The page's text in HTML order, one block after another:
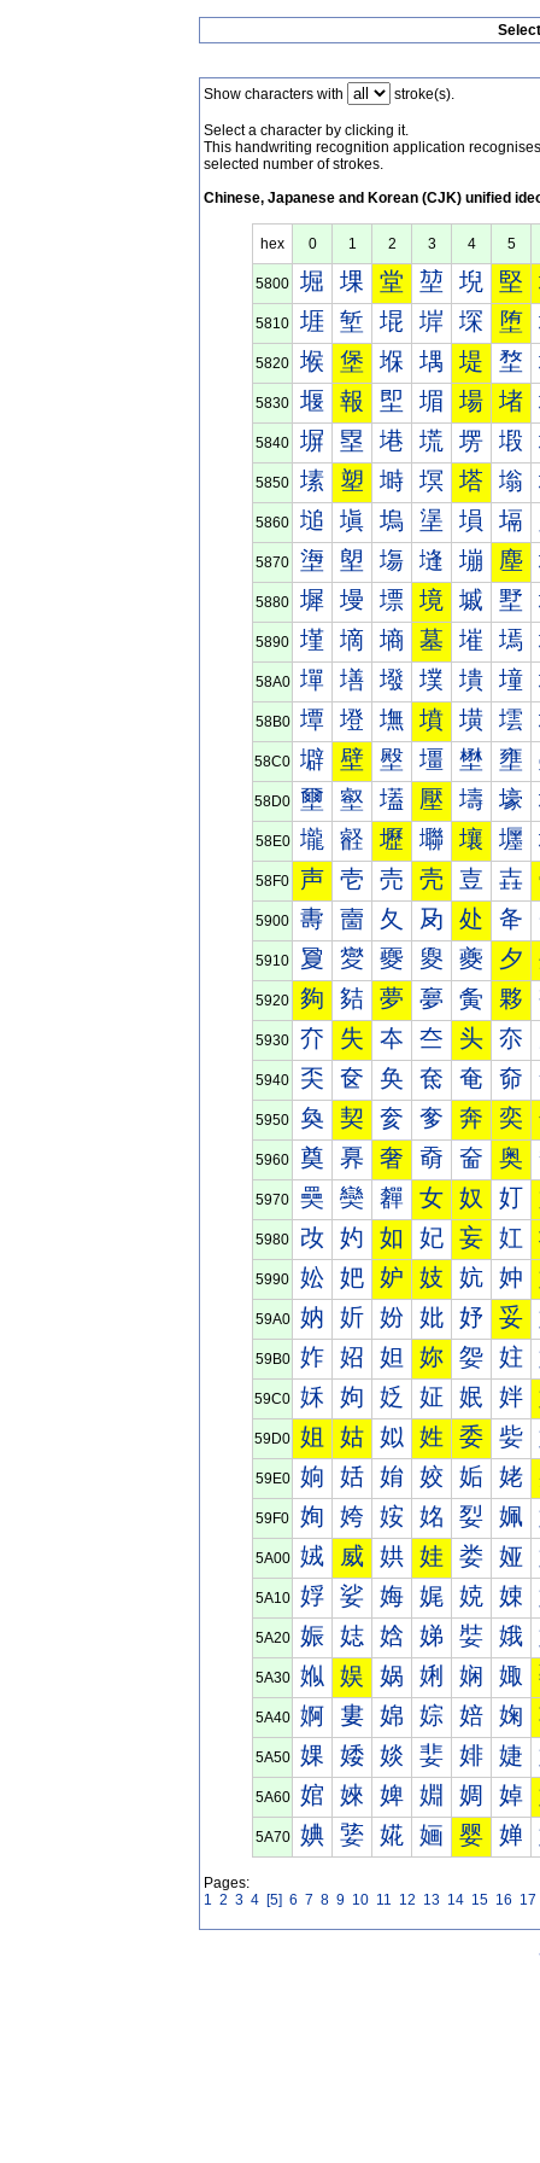
Show characters with stroke(s).
Select a character by clicking it.
This handwriting recognition application
selected number of strokes.
Chinese, Japanese and Korean (CJK) unified
hex 0 1 2 3 4 5
5800 堀 堁 堂 堃 堄 堅
5810 堐 堑 堒 堓 堔 堕
5820 堠 堡 堢 堣 堤 堥
5830 堰 報 堲 堳 場 堵
5840 塀 塁 塂 塃 塄 塅
5850 塐 塑 塒 塓 塔 塕
5860 塠 塡 塢 塣 塤 塥
5870 塰 塱 塲 塳 塴 塵
5880 墀 墁 墂 境 墄 墅
5890 墐 墑 墒 墓 墔 墕
58A0 墠 墡 墢 墣 墤 墥
58B0 墰 墱 墲 墳 墴 墵
58C0 壀 壁 壂 壃 壄 壅
58D0 壐 壑 壒 壓 壔 壕
58E0 壠 壡 壢 壣 壤 壥
58F0 声 壱 売 壳 壴 壵
5900 夀 夁 夂 夃 处 夅
5910 夐 夑 夒 夓 夔 夕
5920 夠 夡 夢 夣 夤 夥
5930 夰 失 夲 夳 头 夵
5940 奀 奁 奂 奃 奄 奅
5950 奐 契 奒 奓 奔 奕
5960 奠 奡 奢 奣 奤 奥
5970 奰 奱 奲 女 奴 奵
5980 妀 妁 如 妃 妄 妅
5990 妐 妑 妒 妓 妔 妕
59A0 妠 妡 妢 妣 妤 妥
59B0 妰 妱 妲 妳 妴 妵
59C0 姀 姁 姂 姃 姄 姅
59D0 姐 姑 姒 姓 委 姕
59E0 姠 姡 姢 姣 姤 姥
59F0 姰 姱 姲 姳 姴 姵
5A00 娀 威 娂 娃 娄 娅
5A10 娐 娑 娒 娓 娔 娕
5A20 娠 娡 娢 娣 娤 娥
5A30 娰 娱 娲 娳 娴 娵
5A40 婀 婁 婂 婃 婄 婅
5A50 婐 婑 婒 婓 婔 婕
5A60 婠 婡 婢 婣 婤 婥
5A70 婰 婱 婲 婳 婴 婵
Pages:
1 2 3 4 [5] 6 7 8 9 10 11 12 13 14 15 16 17